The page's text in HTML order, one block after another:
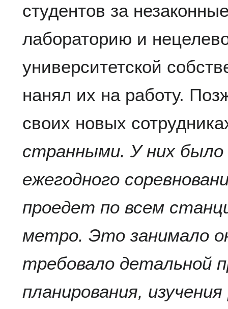
студентов за
лабораторию и
университетской
нанял их на работу.
своих новых
странными. У них
ежегодного
проедет по всем
метро. Это занимало
требовало детальной
планирования,